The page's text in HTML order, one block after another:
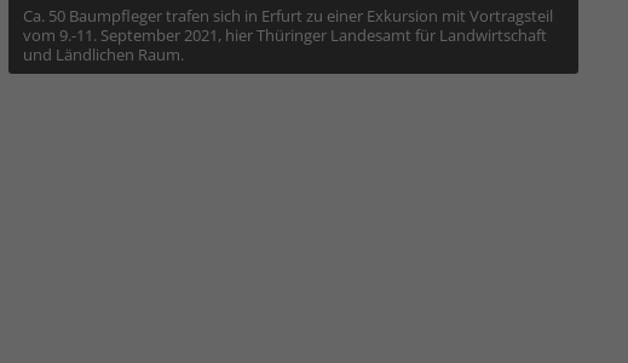
Ca. 50 Baumpfleger trafen sich in Erfurt zu einer Exkursion mit Vortragsteil
vom 9.-11. September 2021, hier Thüringer Landesamt für Landwirtschaft
und Ländlichen Raum.